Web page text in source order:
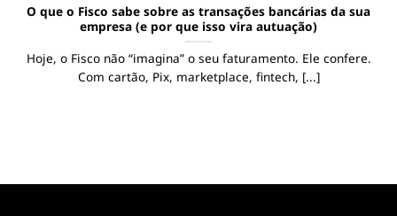
O que o Fisco sabe sobre as transações bancárias da sua
empresa (e por que isso vira autuação)
Hoje, o Fisco não “imagina” o seu faturamento. Ele confere.
Com cartão, Pix, marketplace, fintech, [...]